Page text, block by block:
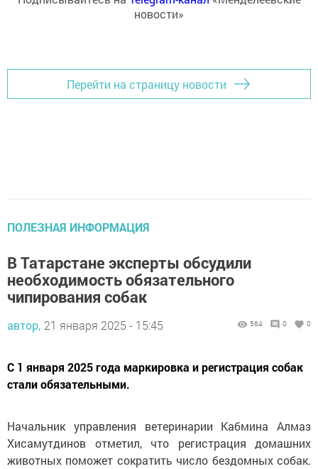
новости»
Перейти на страницу новости
ПОЛЕЗНАЯ ИНФОРМАЦИЯ
В Татарстане эксперты обсудили
необходимость обязательного
чипирования собак
автор, 21 января 2025 - 15:45 564 0 0
С 1 января 2025 года маркировка и регистрация собак
стали обязательными.
Начальник управления ветеринарии Кабмина Алмаз
Хисамутдинов отметил, что регистрация домашних
животных поможет сократить число бездомных собак.